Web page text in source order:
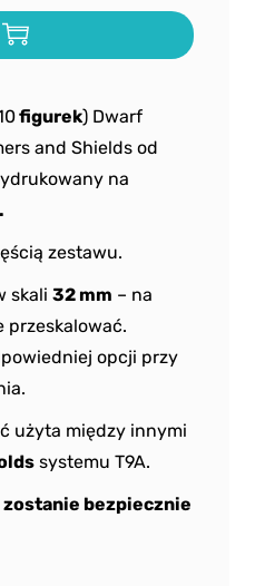
figurek) Dwarf
and Shields od
na
.
zestawu.
skali 32 mm – na
przeskalować.
opcji przy
użyta między innymi
systemu T9A.
bezpiecznie